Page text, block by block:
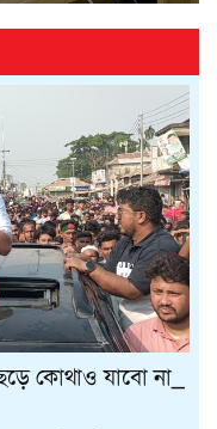
কোথাও যাবো না_